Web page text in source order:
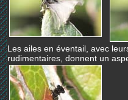
Les ailes en éventail, avec
rudimentaires, donnent un